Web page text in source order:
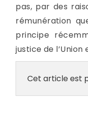
pas, par des
rémunération
principe
justice de l’Union
Cet article est